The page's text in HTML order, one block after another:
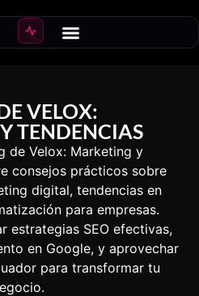
VELOX:
TENDENCIAS
de Velox: Marketing y
consejos prácticos sobre
digital, tendencias en
para empresas.
estrategias SEO efectivas,
en Google, y aprovechar
para transformar tu